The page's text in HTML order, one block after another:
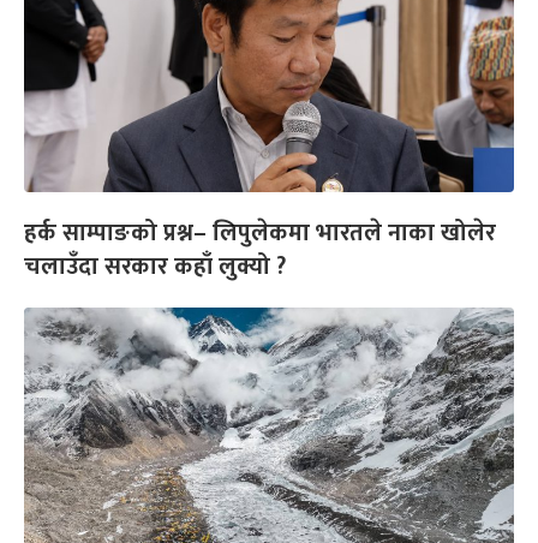
हर्क साम्पाङको प्रश्न– लिपुलेकमा भारतले नाका खोलेर
चलाउँदा सरकार कहाँ लुक्यो ?